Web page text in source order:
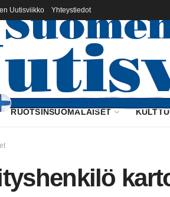
Uutisviikko Yhteystiedot
RUOTSINSUOMALAISET